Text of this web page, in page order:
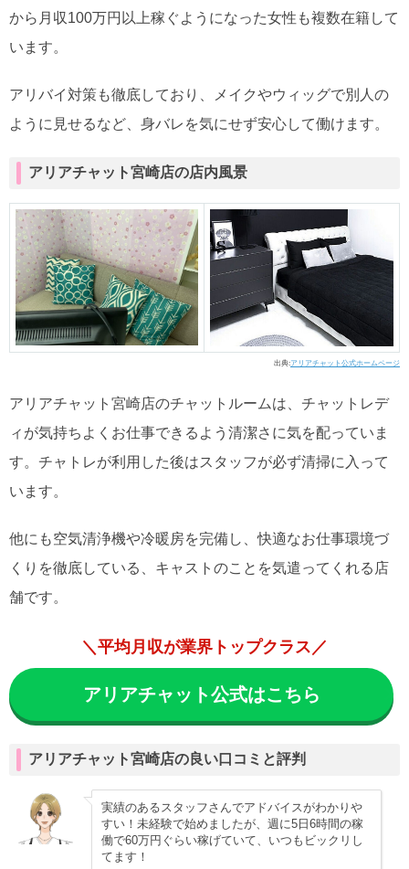
から月収100万円以上稼ぐようになった女性も複数在籍して
います。
アリバイ対策も徹底しており、メイクやウィッグで別人の
ように見せるなど、身バレを気にせず安心して働けます。
アリアチャット宮崎店の店内風景
出典:アリアチャット公式ホームページ
アリアチャット宮崎店のチャットルームは、チャットレデ
ィが気持ちよくお仕事できるよう清潔さに気を配っていま
す。チャトレが利用した後はスタッフが必ず清掃に入って
います。
他にも空気清浄機や冷暖房を完備し、快適なお仕事環境づ
くりを徹底している、キャストのことを気遣ってくれる店
舗です。
＼平均月収が業界トップクラス／
アリアチャット公式はこちら
アリアチャット宮崎店の良い口コミと評判
実績のあるスタッフさんでアドバイスがわかりや
すい！未経験で始めましたが、週に5日6時間の稼
働で60万円ぐらい稼げていて、いつもビックリし
てます！